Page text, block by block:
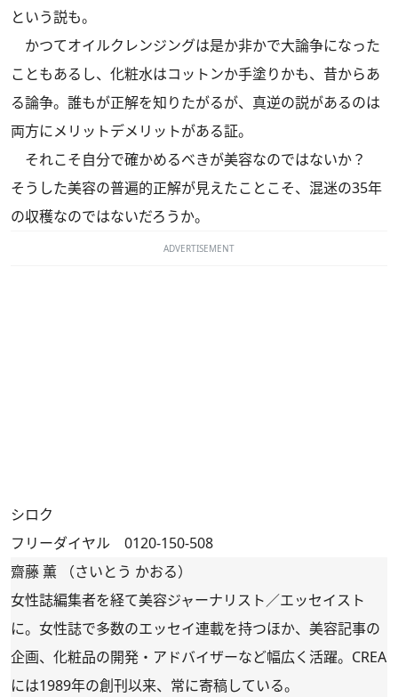
という説も。
かつてオイルクレンジングは是か非かで大論争になった
こともあるし、化粧水はコットンか手塗りかも、昔からあ
る論争。誰もが正解を知りたがるが、真逆の説があるのは
両方にメリットデメリットがある証。
それこそ自分で確かめるべきが美容なのではないか？
そうした美容の普遍的正解が見えたことこそ、混迷の35年
の収穫なのではないだろうか。
ADVERTISEMENT
シロク
フリーダイヤル 0120-150-508
齋藤 薫 （さいとう かおる）
女性誌編集者を経て美容ジャーナリスト／エッセイスト
に。女性誌で多数のエッセイ連載を持つほか、美容記事の
企画、化粧品の開発・アドバイザーなど幅広く活躍。CREA
には1989年の創刊以来、常に寄稿している。